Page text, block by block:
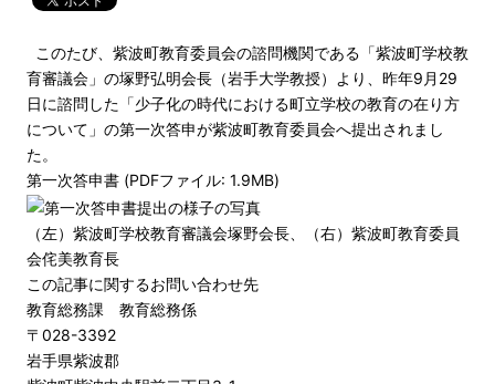
このたび、紫波町教育委員会の諮問機関である「紫波町学校教
育審議会」の塚野弘明会長（岩手大学教授）より、昨年9月29
日に諮問した「少子化の時代における町立学校の教育の在り方
について」の第一次答申が紫波町教育委員会へ提出されまし
た。
第一次答申書 (PDFファイル: 1.9MB)
（左）紫波町学校教育審議会塚野会長、（右）紫波町教育委員
会侘美教育長
この記事に関するお問い合わせ先
教育総務課 教育総務係
〒028-3392
岩手県紫波郡